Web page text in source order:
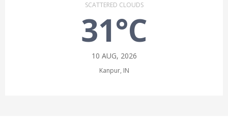
SCATTERED CLOUDS
31°C
10 AUG, 2026
Kanpur, IN